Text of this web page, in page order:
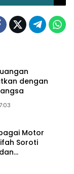
dengan
Motor
Soroti